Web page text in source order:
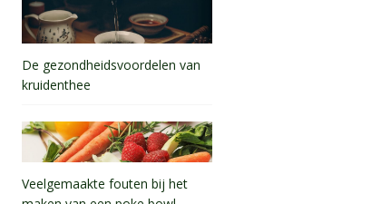
De gezondheidsvoordelen van
kruidenthee
Veelgemaakte fouten bij het